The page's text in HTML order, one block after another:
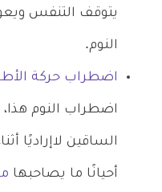
يتوقف التنفس
النوم.
اضطراب حركة
اضطراب النوم
الساقين لاإراديًا
أحيانًا ما يصاحبها